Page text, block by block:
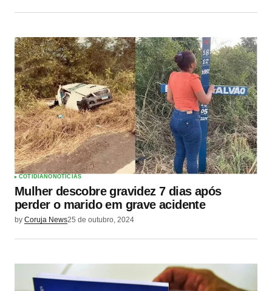
COTIDIANO NOTÍCIAS
Mulher descobre gravidez 7 dias após
perder o marido em grave acidente
by Coruja News25 de outubro, 2024